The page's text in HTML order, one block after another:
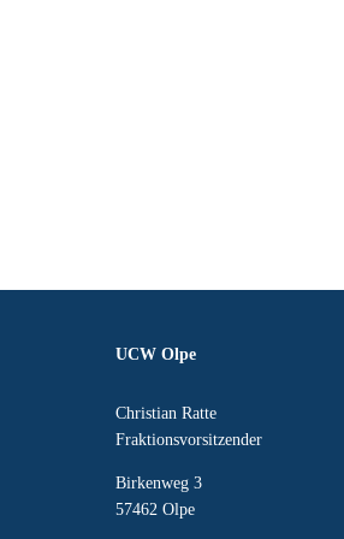
UCW Olpe
Christian Ratte
Fraktionsvorsitzender
Birkenweg 3
57462 Olpe